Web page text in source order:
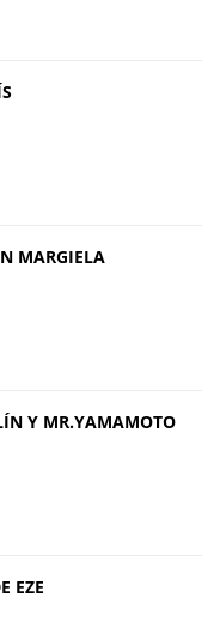
MARGIELA
Y MR.YAMAMOTO
EZE